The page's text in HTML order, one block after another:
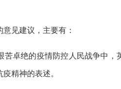
见建议，主要有：
苦卓绝的疫情防控人民战争中
精神的表述。